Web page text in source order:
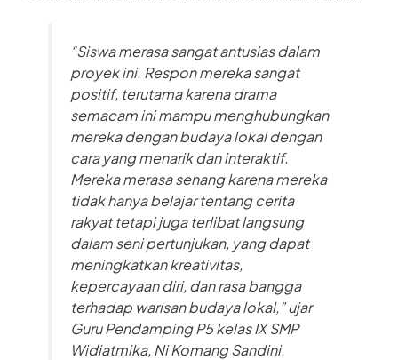
“Siswa merasa sangat antusias dalam
proyek ini. Respon mereka sangat
positif, terutama karena drama
semacam ini mampu menghubungkan
mereka dengan budaya lokal dengan
cara yang menarik dan interaktif.
Mereka merasa senang karena mereka
tidak hanya belajar tentang cerita
rakyat tetapi juga terlibat langsung
dalam seni pertunjukan, yang dapat
meningkatkan kreativitas,
kepercayaan diri, dan rasa bangga
terhadap warisan budaya lokal,” ujar
Guru Pendamping P5 kelas IX SMP
Widiatmika, Ni Komang Sandini.